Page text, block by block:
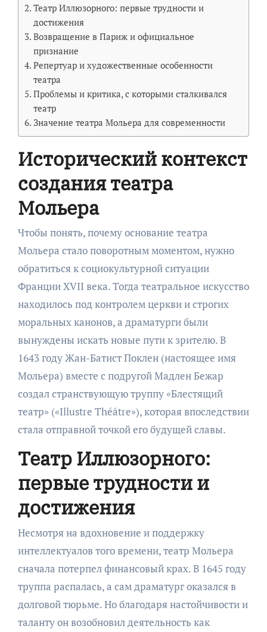
Театр Иллюзорного: первые трудности и
достижения
Возвращение в Париж и официальное
признание
Репертуар и художественные особенности
театра
Проблемы и критика, с которыми сталкивался
театр
Значение театра Мольера для современности
Исторический контекст
создания театра
Мольера
Чтобы понять, почему основание театра
Мольера стало поворотным моментом, нужно
обратиться к социокультурной ситуации
Франции XVII века. Тогда театральное искусство
находилось под контролем церкви и строгих
моральных канонов, а драматурги были
вынуждены искать новые пути к зрителю. В
1643 году Жан-Батист Поклен (настоящее имя
Мольера) вместе с подругой Мадлен Бежар
создал странствующую труппу «Блестящий
театр» («Illustre Théâtre»), которая впоследствии
стала отправной точкой его будущей славы.
Театр Иллюзорного:
первые трудности и
достижения
Несмотря на вдохновение и поддержку
интеллектуалов того времени, театр Мольера
сначала потерпел финансовый крах. В 1645 году
труппа распалась, а сам драматург оказался в
долговой тюрьме. Но благодаря настойчивости и
таланту он возобновил деятельность как